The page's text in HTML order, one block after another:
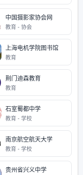
中国摄影家协会网
教育 - 协会
上海电机学院图书馆
教育
荆门迪森教育
教育
石室蜀都中学
教育 - 学校
南京航空航天大学
教育 - 学校
贵州省兴义中学